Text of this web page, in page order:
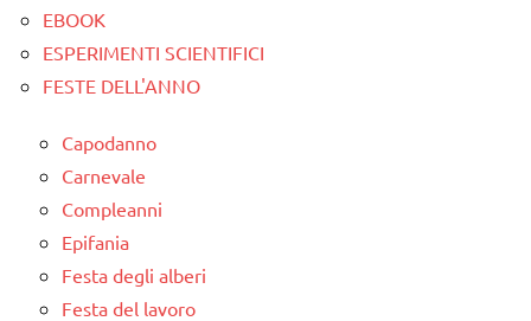
EBOOK
ESPERIMENTI SCIENTIFICI
FESTE DELL'ANNO
Capodanno
Carnevale
Compleanni
Epifania
Festa degli alberi
Festa del lavoro